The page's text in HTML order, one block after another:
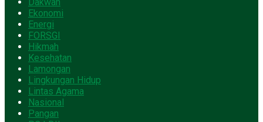
Dakwah
Ekonomi
Energi
FORSGI
Hikmah
Kesehatan
Lamongan
Lingkungan Hidup
Lintas Agama
Nasional
Pangan